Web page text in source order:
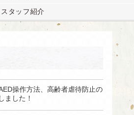
スタッフ紹介
操作方法、高齢者虐待防止の
ました！